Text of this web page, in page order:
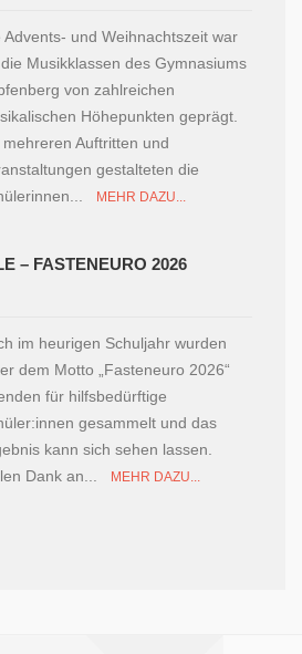
Advents- und Weihnachtszeit war
Musikklassen des Gymnasiums
von zahlreichen
Höhepunkten geprägt.
mehreren Auftritten und
gestalteten die
MEHR DAZU...
– FASTENEURO 2026
im heurigen Schuljahr wurden
dem Motto „Fasteneuro 2026“
für hilfsbedürftige
gesammelt und das
kann sich sehen lassen.
Dank an...
MEHR DAZU...